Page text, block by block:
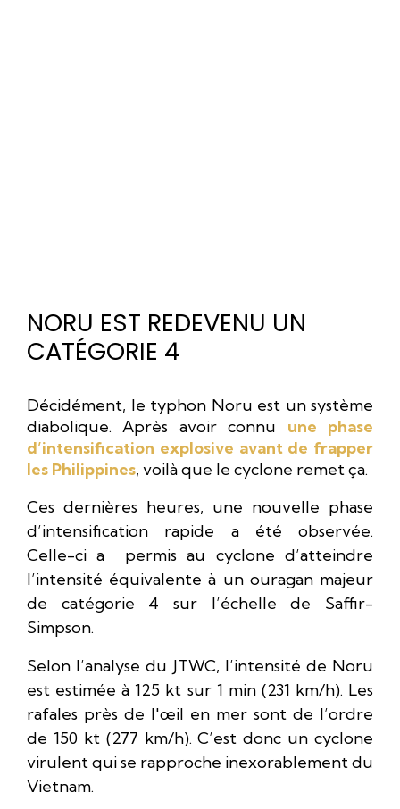
NORU EST REDEVENU UN
CATÉGORIE 4
Décidément, le typhon Noru est un système
diabolique. Après avoir connu une phase
d’intensification explosive avant de frapper
les Philippines, voilà que le cyclone remet ça.
Ces dernières heures, une nouvelle phase
d’intensification rapide a été observée.
Celle-ci a permis au cyclone d’atteindre
l’intensité équivalente à un ouragan majeur
de catégorie 4 sur l’échelle de Saffir-
Simpson.
Selon l’analyse du JTWC, l’intensité de Noru
est estimée à 125 kt sur 1 min (231 km/h). Les
rafales près de l'œil en mer sont de l’ordre
de 150 kt (277 km/h). C’est donc un cyclone
virulent qui se rapproche inexorablement du
Vietnam.